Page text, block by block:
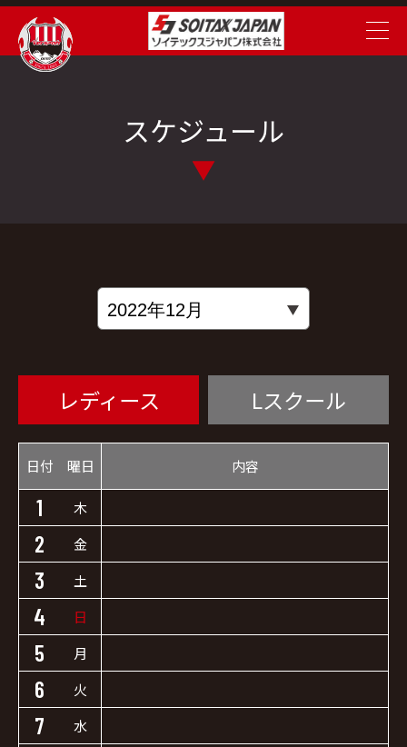
スケジュール
レディース Lスクール
日付 曜日 内容
1 木
2 金
3 土
4 日
5 月
6 火
7 水